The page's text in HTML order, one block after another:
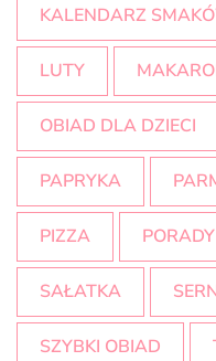
KALENDARZ
LUTY
OBIAD DLA DZIECI
PAPRYKA
PIZZA PORADY
SAŁATKA
SZYBKI OBIAD